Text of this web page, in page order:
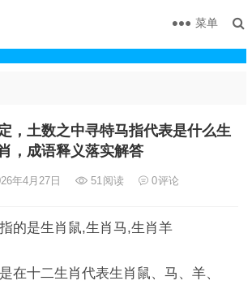
菜单
，土数之中寻特马指代表是什么生
肖，成语释义落实解答
年4月27日 51阅读 0评论
的是生肖鼠,生肖马,生肖羊
在十二生肖代表生肖鼠、马、羊、